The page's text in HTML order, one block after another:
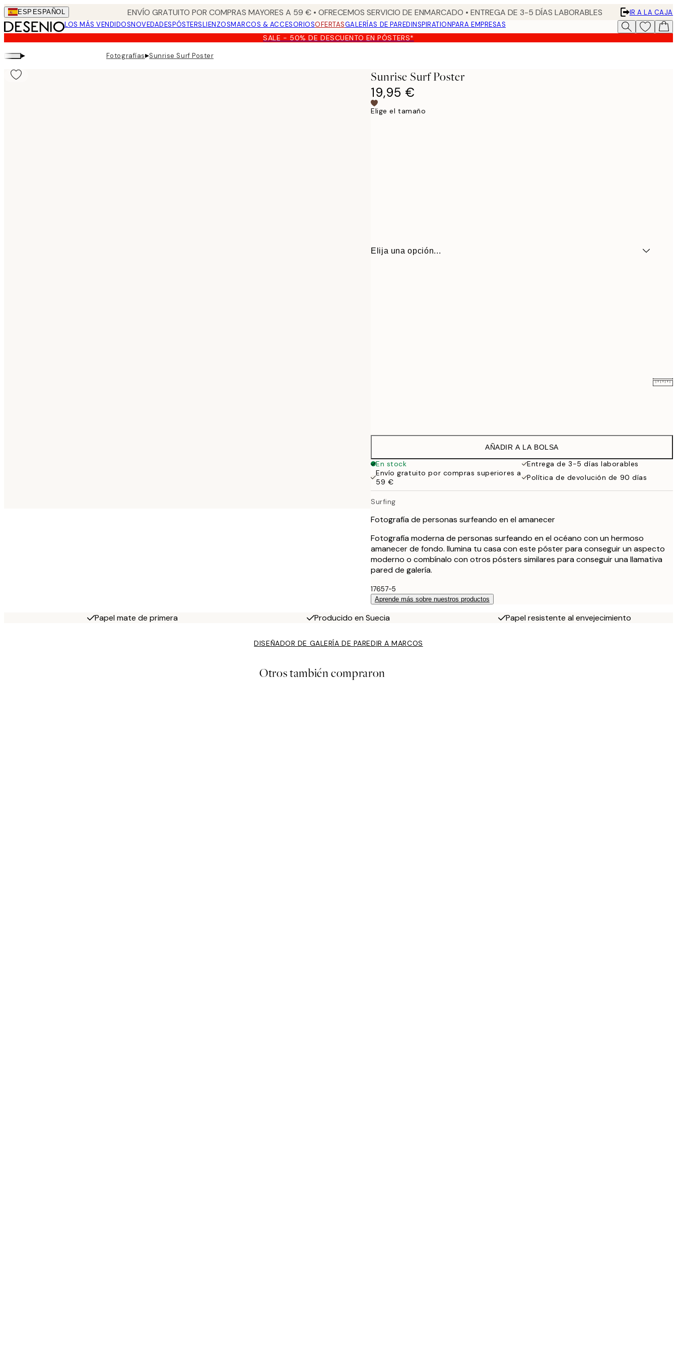
Skip
to
main
content.
ESP ESPAÑOL ENVÍO GRATUITO POR COMPRAS MAYORES A 59 € • OFRECEMOS SERVICIO DE ENMARCADO • ENTREGA DE 3-5 DÍAS LABORABLES
IR A LA CAJA
LOS MÁS VENDIDOSNOVEDADESPÓSTERSLIENZOSMARCOS & ACCESORIOSOFERTASGALERÍAS DE PAREDINSPIRATIONPARA EMPRESAS
SALE - 50% DE DESCUENTO EN PÓSTERS*
▸ Fotografías▸Sunrise Surf Poster
Sunrise Surf Poster
19,95 €
Elige el tamaño
Elija una opción...
AÑADIR A LA BOLSA
En stock
Entrega de 3-5 días laborables
Envío gratuito por compras superiores a
59 €
Política de devolución de 90 días
Surfing
Fotografía de personas surfeando en el amanecer
Fotografía moderna de personas surfeando en el océano con un hermoso
amanecer de fondo. Ilumina tu casa con este póster para conseguir un aspecto
moderno o combínalo con otros pósters similares para conseguir una llamativa
pared de galería.
17657-5
Aprende más sobre nuestros productos
Papel mate de primera Producido en Suecia Papel resistente al envejecimiento
DISEÑADOR DE GALERÍA DE PAREDIR A MARCOS
Otros también compraron